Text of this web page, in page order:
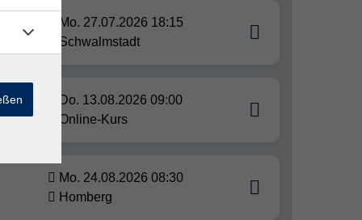
Mo. 27.07.2026 18:15
Schwalmstadt
Do. 13.08.2026 09:00
Online-Kurs
Mo. 24.08.2026 08:30
Homberg